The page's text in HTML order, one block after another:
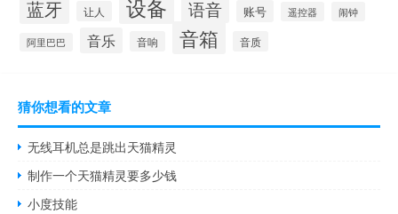
蓝牙 让人 设备 语音 账号 遥控器 闹钟
阿里巴巴 音乐 音响 音箱 音质
猜你想看的文章
无线耳机总是跳出天猫精灵
制作一个天猫精灵要多少钱
小度技能